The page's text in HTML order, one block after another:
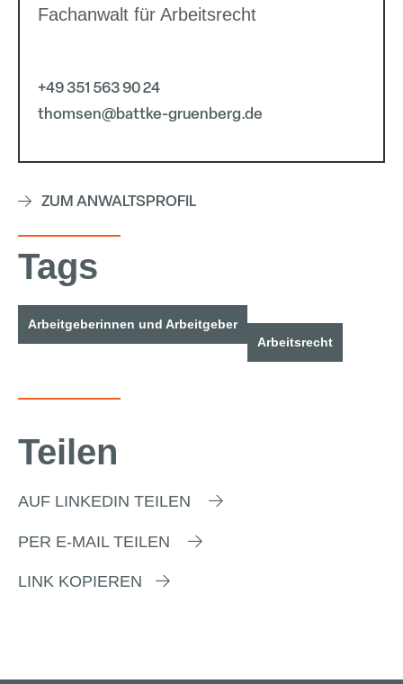
Fachanwalt für Arbeitsrecht
+49 351 563 90 24
thomsen@battke-gruenberg.de
ZUM ANWALTSPROFIL
Tags
Arbeitgeberinnen und Arbeitgeber
Arbeitsrecht
Teilen
AUF LINKEDIN TEILEN
PER E-MAIL TEILEN
LINK KOPIEREN